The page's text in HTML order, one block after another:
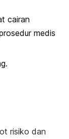
cairan
medis
risiko dan